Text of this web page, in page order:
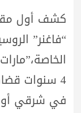
كشف أول
“فاغنر”
4 سنوات
في شرقي